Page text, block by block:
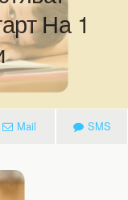
На 1
Mail SMS